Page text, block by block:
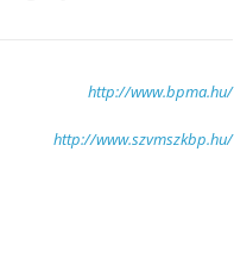
http://www.bpma.hu/
http://www.szvmszkbp.hu/